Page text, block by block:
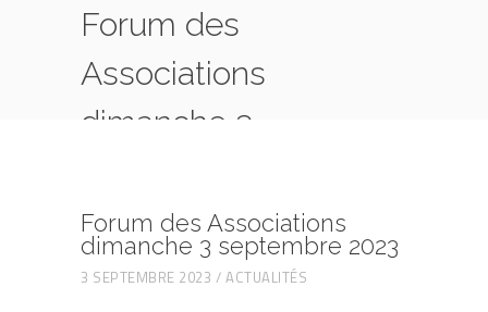
Forum des
Associations
dimanche 3
HOME
ACTUALITÉS
FORUM DES ASSOCIATIONS DIMANCHE 3
SEPTEMBRE 2023
Forum des Associations
dimanche 3 septembre 2023
3 SEPTEMBRE 2023 ACTUALITÉS